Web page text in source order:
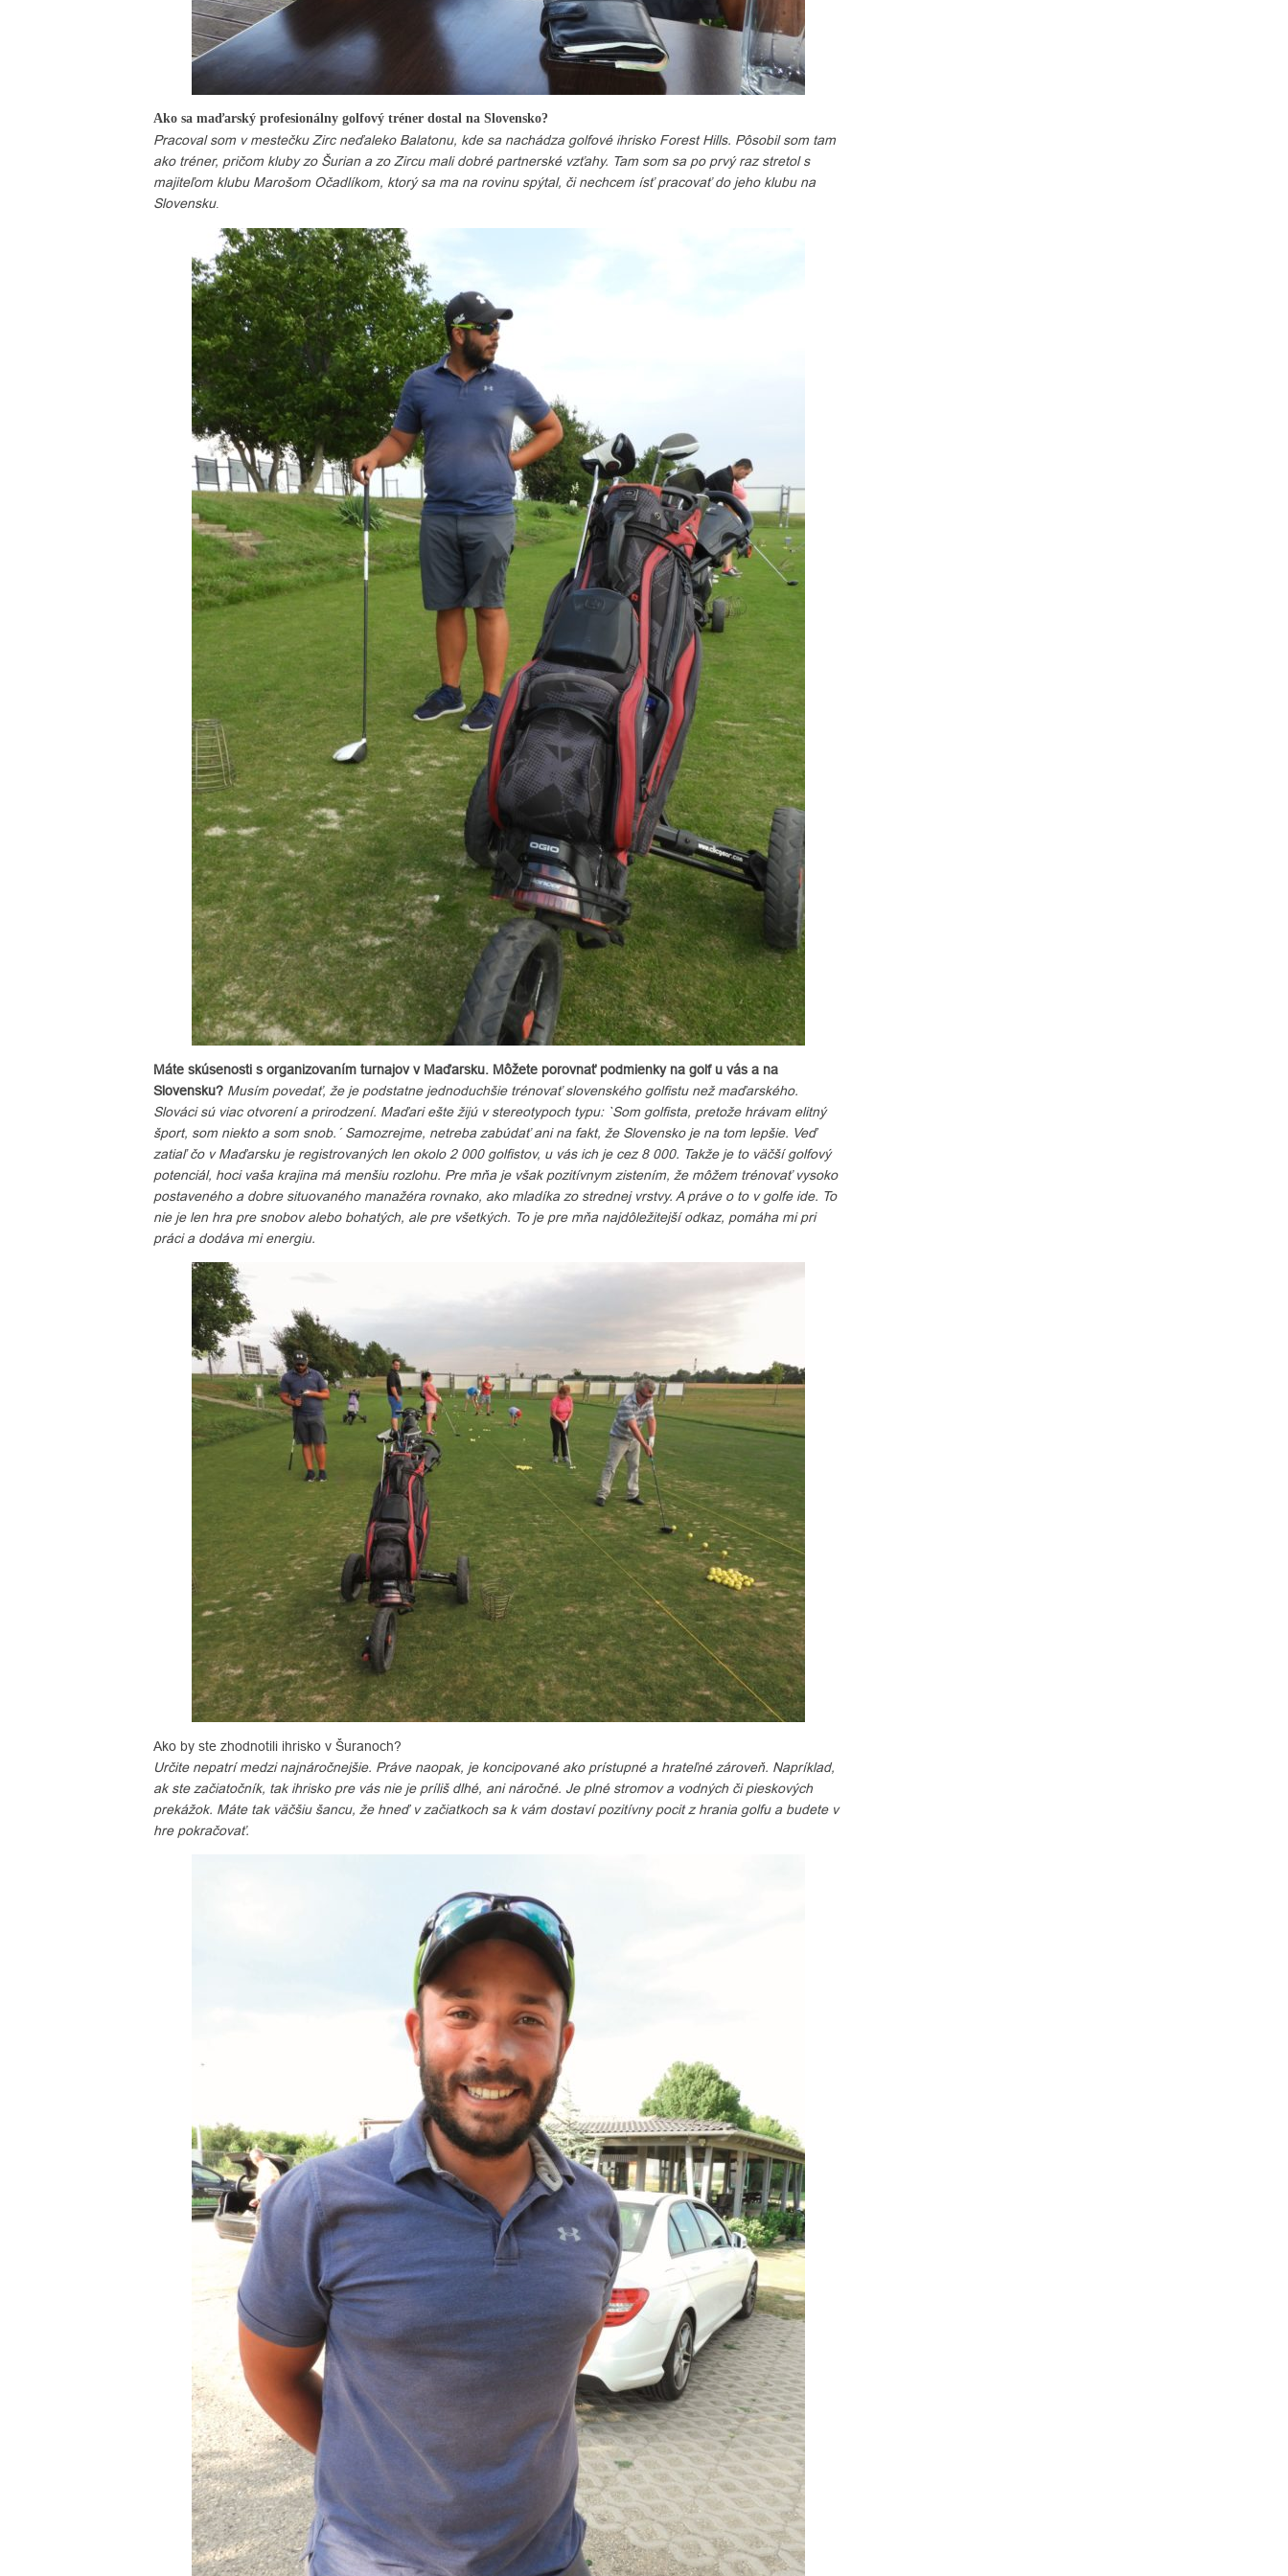
Ako sa maďarský profesionálny golfový tréner dostal na Slovensko?
Pracoval som v mestečku Zirc neďaleko Balatonu, kde sa nachádza golfové ihrisko Forest Hills. Pôsobil som tam
ako tréner, pričom kluby zo Šurian a zo Zircu mali dobré partnerské vzťahy. Tam som sa po prvý raz stretol s
majiteľom klubu Marošom Očadlíkom, ktorý sa ma na rovinu spýtal, či nechcem ísť pracovať do jeho klubu na
Slovensku.
Máte skúsenosti s organizovaním turnajov v Maďarsku. Môžete porovnať podmienky na golf u vás a na
Slovensku? Musím povedať, že je podstatne jednoduchšie trénovať slovenského golfistu než maďarského.
Slováci sú viac otvorení a prirodzení. Maďari ešte žijú v stereotypoch typu: `Som golfista, pretože hrávam elitný
šport, som niekto a som snob.´ Samozrejme, netreba zabúdať ani na fakt, že Slovensko je na tom lepšie. Veď
zatiaľ čo v Maďarsku je registrovaných len okolo 2 000 golfistov, u vás ich je cez 8 000. Takže je to väčší golfový
potenciál, hoci vaša krajina má menšiu rozlohu. Pre mňa je však pozitívnym zistením, že môžem trénovať vysoko
postaveného a dobre situovaného manažéra rovnako, ako mladíka zo strednej vrstvy. A práve o to v golfe ide. To
nie je len hra pre snobov alebo bohatých, ale pre všetkých. To je pre mňa najdôležitejší odkaz, pomáha mi pri
práci a dodáva mi energiu.
Ako by ste zhodnotili ihrisko v Šuranoch?
Určite nepatrí medzi najnáročnejšie. Práve naopak, je koncipované ako prístupné a hrateľné zároveň. Napríklad,
ak ste začiatočník, tak ihrisko pre vás nie je príliš dlhé, ani náročné. Je plné stromov a vodných či pieskových
prekážok. Máte tak väčšiu šancu, že hneď v začiatkoch sa k vám dostaví pozitívny pocit z hrania golfu a budete v
hre pokračovať.